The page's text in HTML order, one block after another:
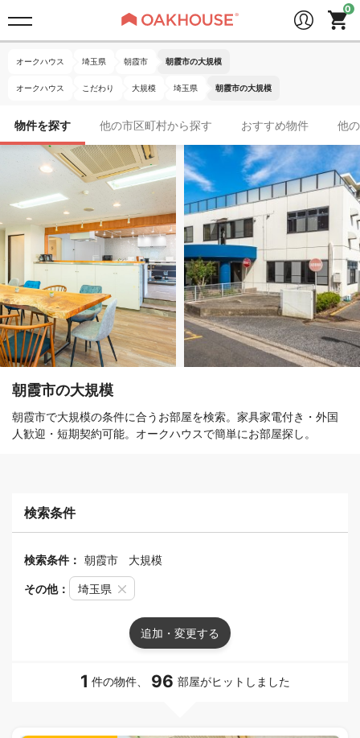
オークハウス 埼玉県 朝霞市 朝霞市の大規模
オークハウス こだわり 大規模 埼玉県 朝霞市の大規模
物件を探す 他の市区町村から探す おすすめ物件 他
朝霞市の大規模
朝霞市で大規模の条件に合うお部屋を検索。家具家電付き・外国
人歓迎・短期契約可能。オークハウスで簡単にお部屋探し。
検索条件
検索条件： 朝霞市 大規模
その他： 埼玉県
追加・変更する
1 件の物件、 96 部屋がヒットしました